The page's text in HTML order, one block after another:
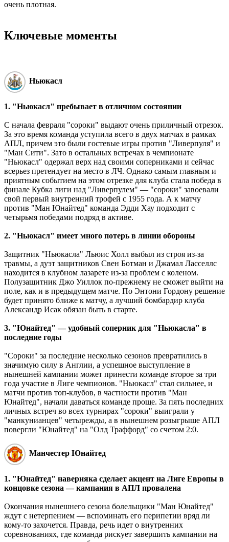
очень плотная.
Ключевые моменты
Ньюкасл
1. "Ньюкасл" пребывает в отличном состоянии
С начала февраля "сороки" выдают очень приличный отрезок.
За это время команда уступила всего в двух матчах в рамках
АПЛ, причем это были гостевые игры против "Ливерпуля" и
"Ман Сити". Зато в остальных встречах в чемпионате
"Ньюкасл" одержал верх над своими соперниками и сейчас
всерьез претендует на место в ЛЧ. Однако самым главным и
приятным событием на этом отрезке для клуба стала победа в
финале Кубка лиги над "Ливерпулем" — "сороки" завоевали
свой первый внутренний трофей с 1955 года. А к матчу
против "Ман Юнайтед" команда Эдди Хау подходит с
четырьмя победами подряд в активе.
2. "Ньюкасл" имеет много потерь в линии обороны
Защитник "Ньюкасла" Льюис Холл выбыл из строя из-за
травмы, а дуэт защитников Свен Ботман и Джамал Ласселлс
находится в клубном лазарете из-за проблем с коленом.
Полузащитник Джо Уиллок по-прежнему не сможет выйти на
поле, как и в предыдущем матче. По Энтони Гордону решение
будет принято ближе к матчу, а лучший бомбардир клуба
Александр Исак обязан быть в старте.
3. "Юнайтед" — удобный соперник для "Ньюкасла" в
последние годы
"Сороки" за последние несколько сезонов превратились в
значимую силу в Англии, а успешное выступление в
нынешней кампании может принести команде второе за три
года участие в Лиге чемпионов. "Ньюкасл" стал сильнее, и
матчи против топ-клубов, в частности против "Ман
Юнайтед", начали даваться команде проще. За пять последних
личных встреч во всех турнирах "сороки" выиграли у
"манкунианцев" четырежды, а в нынешнем розыгрыше АПЛ
повергли "Юнайтед" на "Олд Траффорд" со счетом 2:0.
Манчестер Юнайтед
1. "Юнайтед" наверняка сделает акцент на Лиге Европы в
концовке сезона — кампания в АПЛ провалена
Окончания нынешнего сезона болельщики "Ман Юнайтед"
ждут с нетерпением — вспоминать его перипетии вряд ли
кому-то захочется. Правда, речь идет о внутренних
соревнованиях, где команда рискует завершить кампании на